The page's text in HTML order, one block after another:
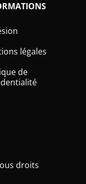
légales
de
droits